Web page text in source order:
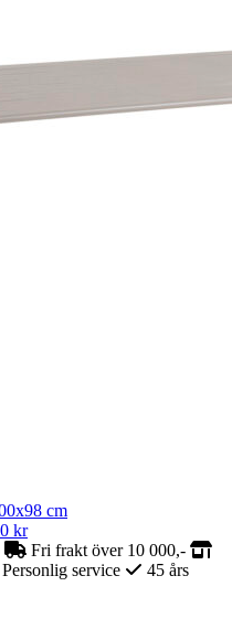
cm
kr
Fri frakt över 10 000,-
Personlig service
45 års